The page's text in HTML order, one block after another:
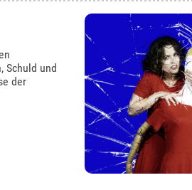
Schuld und
der